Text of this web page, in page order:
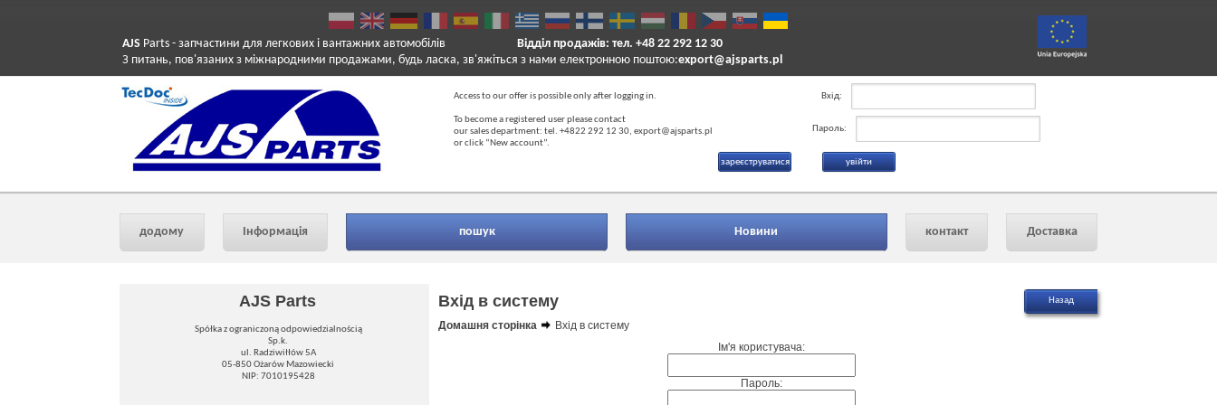
AJS Parts - запчастини для легкових і вантажних автомобілів
З питань, пов'язаних з міжнародними продажами, будь ласка, зв'яжіться з нами електронною поштою:export@ajsparts.pl
Відділ продажів: тел. +48 22 292 12 30
Access to our offer is possible only after logging in.
To become a registered user please contact
our sales department: tel. +4822 292 12 30, export@ajsparts.pl
or click “New account”.
Вхід:
Пароль:
зареєструватися
додому Інформація пошук Новини контакт Доставка
AJS Parts
Spółka z ograniczoną odpowiedzialnością
Sp.k.
ul. Radziwiłłów 5A
05-850 Ożarów Mazowiecki
NIP: 7010195428
Вхід в систему
Домашня сторінка
Вхід в систему
Ім'я користувача:
Пароль: